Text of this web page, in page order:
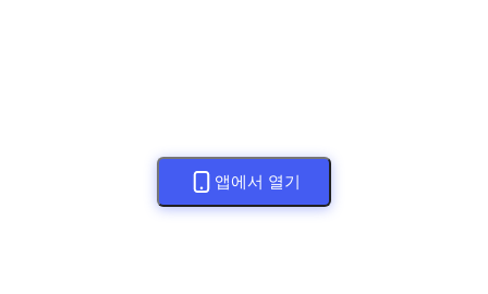
앱에서 열기